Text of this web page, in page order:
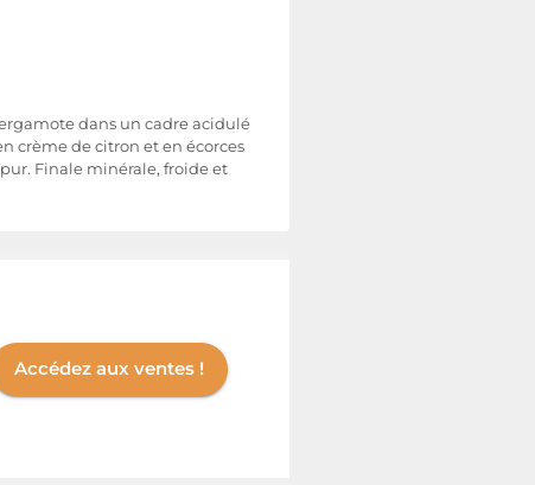
dans un cadre acidulé
crème de citron et en écorces
Finale minérale, froide et
Accédez aux ventes !